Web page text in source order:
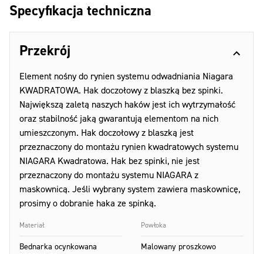
Specyfikacja techniczna
Przekrój
Element nośny do rynien systemu odwadniania Niagara
KWADRATOWA. Hak doczołowy z blaszką bez spinki.
Największą zaletą naszych haków jest ich wytrzymałość
oraz stabilność jaką gwarantują elementom na nich
umieszczonym. Hak doczołowy z blaszką jest
przeznaczony do montażu rynien kwadratowych systemu
NIAGARA Kwadratowa. Hak bez spinki, nie jest
przeznaczony do montażu systemu NIAGARA z
maskownicą. Jeśli wybrany system zawiera maskownicę,
prosimy o dobranie haka ze spinką.
Materiał
Bednarka ocynkowana
Powłoka
Malowany proszkowo